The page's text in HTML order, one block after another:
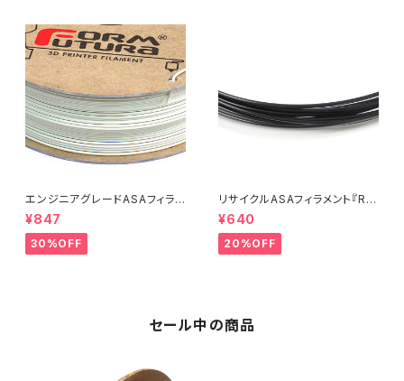
エンジニアグレードASAフィラメ
ント『ApolloX』：お試しサンプル
10M
¥847
30%OFF
リサイクルASAフィラメント『Re
Form rApollo』5M
¥640
20%OFF
セール中の商品